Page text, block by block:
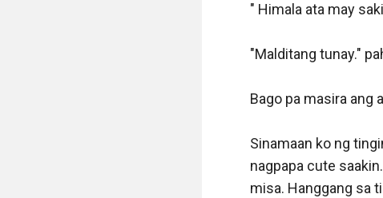
" Himala ata may
"Malditang tunay."
Bago pa masira ang
Sinamaan ko ng
nagpapa cute
misa. Hanggang sa